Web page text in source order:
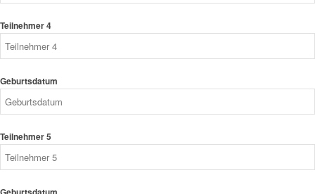
Teilnehmer 4
Geburtsdatum
Teilnehmer 5